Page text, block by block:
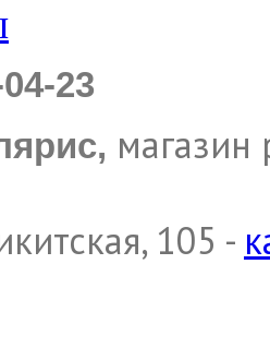
23
магазин
105 -